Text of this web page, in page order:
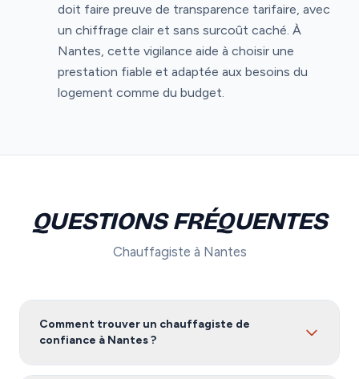
doit faire preuve de transparence tarifaire, avec
un chiffrage clair et sans surcoût caché. À
Nantes, cette vigilance aide à choisir une
prestation fiable et adaptée aux besoins du
logement comme du budget.
QUESTIONS FRÉQUENTES
Chauffagiste à Nantes
Comment trouver un chauffagiste de
confiance à Nantes ?
Pour trouver un chauffagiste fiable à Nantes, nous